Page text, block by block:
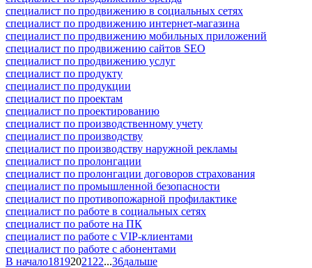
специалист по продвижению в социальных сетях
специалист по продвижению интернет-магазина
специалист по продвижению мобильных приложений
специалист по продвижению сайтов SEO
специалист по продвижению услуг
специалист по продукту
специалист по продукции
специалист по проектам
специалист по проектированию
специалист по производственному учету
специалист по производству
специалист по производству наружной рекламы
специалист по пролонгации
специалист по пролонгации договоров страхования
специалист по промышленной безопасности
специалист по противопожарной профилактике
специалист по работе в социальных сетях
специалист по работе на ПК
специалист по работе с VIP-клиентами
специалист по работе с абонентами
В начало18192021 22...36дальше